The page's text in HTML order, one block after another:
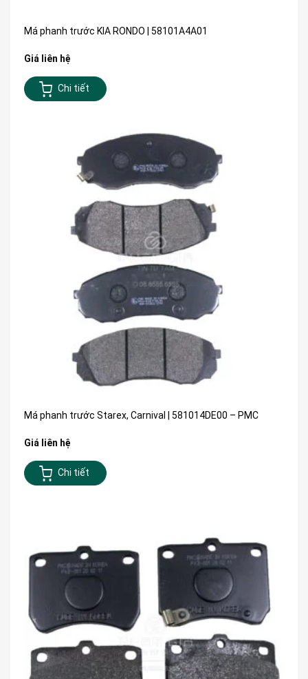
Má phanh trước KIA RONDO | 58101A4A01
Giá liên hệ
Chi tiết
Má phanh trước Starex, Carnival | 581014DE00 – PMC
Giá liên hệ
Chi tiết